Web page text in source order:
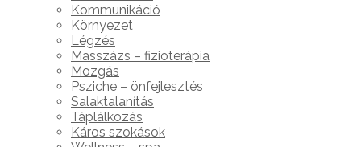
Kommunikáció
Környezet
Légzés
Masszázs – fizioterápia
Mozgás
Psziche – önfejlesztés
Salaktalanítás
Táplálkozás
Káros szokások